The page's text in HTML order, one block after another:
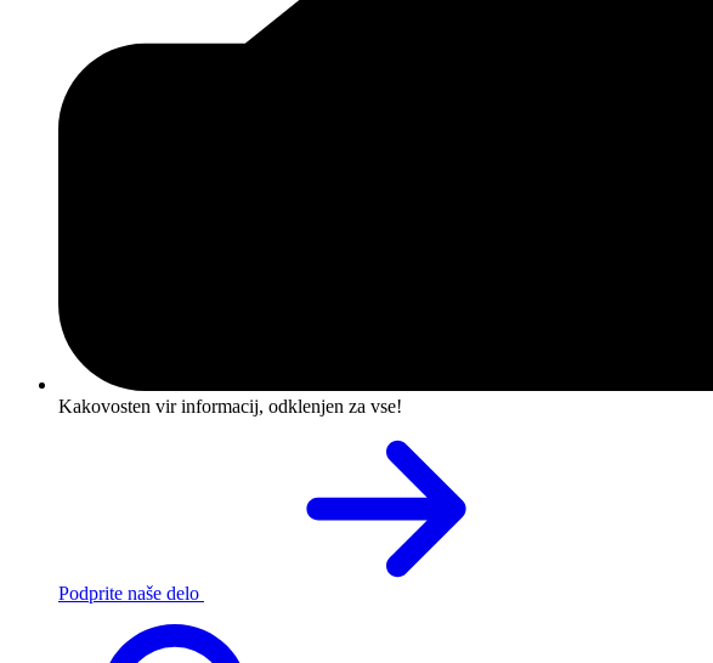
Kakovosten vir informacij, odklenjen za vse!
Podprite naše delo